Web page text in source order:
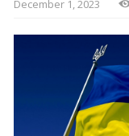
December 1, 2023